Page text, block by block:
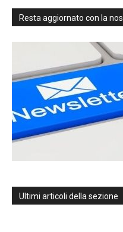
Resta aggiornato con la
Ultimi articoli della sezione